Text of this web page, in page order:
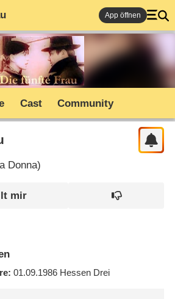
App öffnen
Cast Community
Donna)
01.09.1986 Hessen Drei